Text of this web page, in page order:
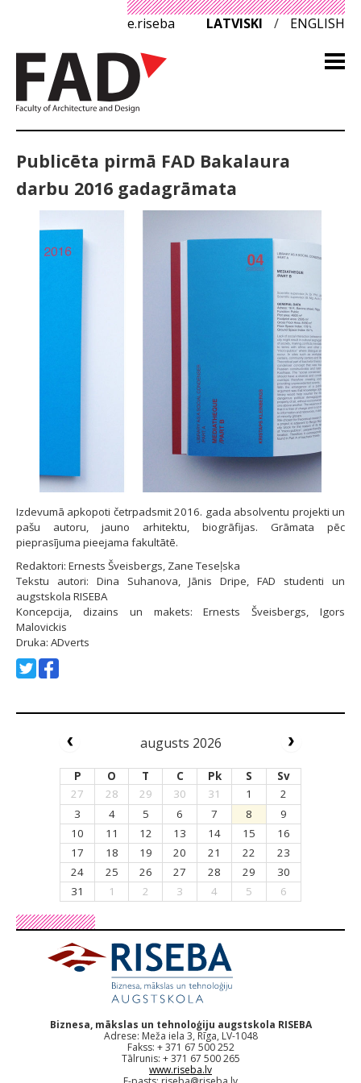
e.riseba LATVISKI / ENGLISH
Publicēta pirmā FAD Bakalaura
darbu 2016 gadagrāmata
Izdevumā apkopoti četrpadsmit 2016. gada absolventu projekti un
pašu autoru, jauno arhitektu, biogrāfijas. Grāmata pēc
pieprasījuma pieejama fakultātē.
Redaktori: Ernests Šveisbergs, Zane Teseļska
Tekstu autori: Dina Suhanova, Jānis Dripe, FAD studenti un
augstskola RISEBA
Koncepcija, dizains un makets: Ernests Šveisbergs, Igors
Malovickis
Druka: ADverts
augusts 2026
P O T C Pk S
Sv
27
28 29 30 31 1
2
3
4 5 6 7 8
9
10
11 12 13 14 15
16
17
18 19 20 21 22
23
24
25 26 27 28 29
30
31
1 2 3 4 5 6
Biznesa, mākslas un tehnoloģiju augstskola RISEBA
Adrese: Meža iela 3, Rīga, LV-1048
Fakss: + 371 67 500 252
Tālrunis: + 371 67 500 265
www.riseba.lv